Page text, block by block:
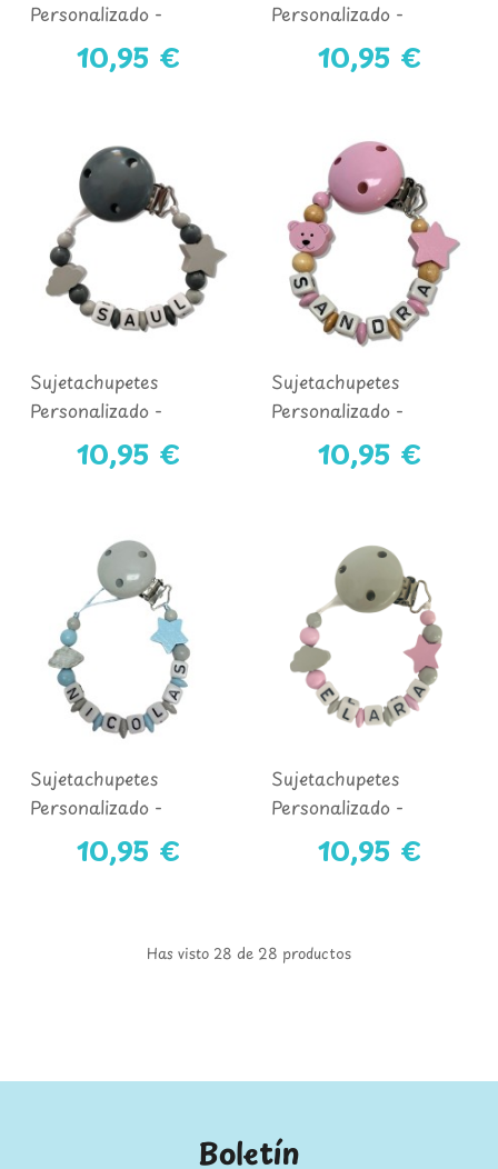
Personalizado -
COLECCIÓN MINNIE
10,95 €
Personalizado -
COLECCIÓN
CONEJITA
10,95 €
Sujetachupetes
Personalizado -
COLECCIÓN NUBE
10,95 €
Sujetachupetes
Personalizado -
COLECCIÓN OSITA
10,95 €
Sujetachupetes
Personalizado -
COLECCIÓN NUBE
10,95 €
Sujetachupetes
Personalizado -
COLECCIÓN NUBE
10,95 €
Has visto 28 de 28 productos
Boletín